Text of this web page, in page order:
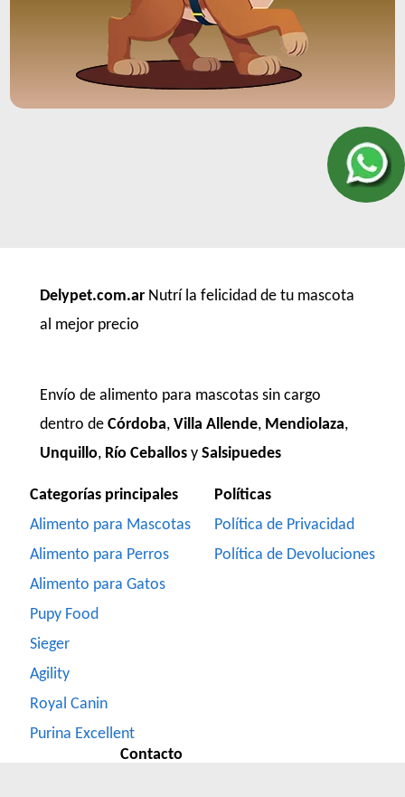
Delypet.com.ar Nutrí la felicidad de tu mascota
al mejor precio
Envío de alimento para mascotas sin cargo
dentro de Córdoba, Villa Allende, Mendiolaza,
Unquillo, Río Ceballos y Salsipuedes
Categorías principales
Alimento para Mascotas
Alimento para Perros
Alimento para Gatos
Pupy Food
Sieger
Agility
Royal Canin
Purina Excellent
Políticas
Política de Privacidad
Política de Devoluciones
Contacto